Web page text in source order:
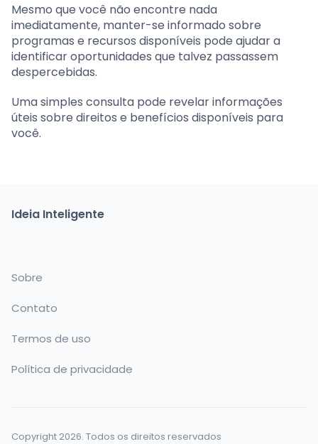
Mesmo que você não encontre nada
imediatamente, manter-se informado sobre
programas e recursos disponíveis pode ajudar a
identificar oportunidades que talvez passassem
despercebidas.
Uma simples consulta pode revelar informações
úteis sobre direitos e benefícios disponíveis para
você.
Ideia Inteligente
Sobre
Contato
Termos de uso
Política de privacidade
Copyright 2026. Todos os direitos reservados